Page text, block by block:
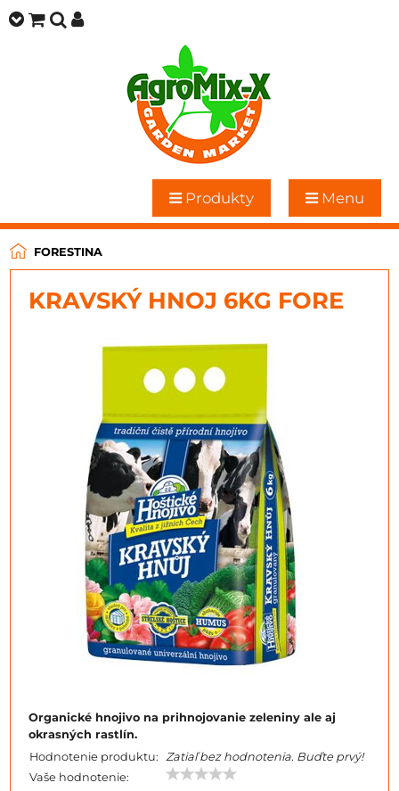
Produkty Menu
FORESTINA
KRAVSKÝ HNOJ 6KG FORE
Organické hnojivo na prihnojovanie zeleniny ale aj
okrasných rastlín.
Hodnotenie produktu: Zatiaľ bez hodnotenia. Buďte prvý!
Vaše hodnotenie: